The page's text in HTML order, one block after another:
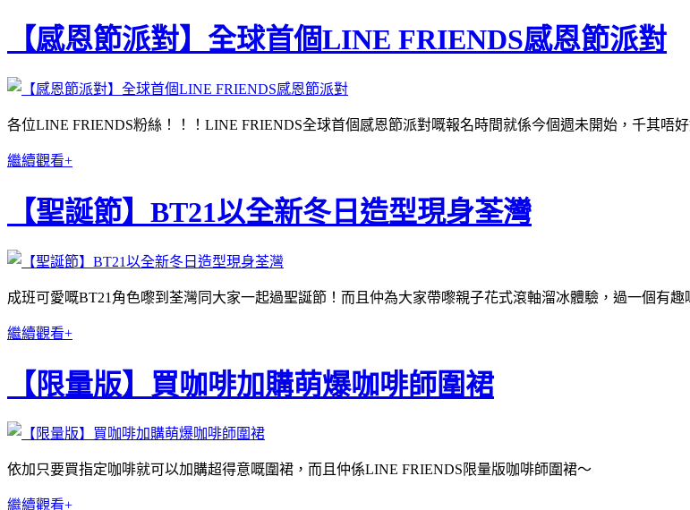
【感恩節派對】全球首個LINE FRIENDS感恩節派對
各位LINE FRIENDS粉絲！！！LINE FRIENDS全球首個感恩節派對嘅報名時間就係今個週未開始，千其唔好
繼續觀看+
【聖誕節】BT21以全新冬日造型現身荃灣
成班可愛嘅BT21角色嚟到荃灣同大家一起過聖誕節！而且仲為大家帶嚟親子花式滾軸溜冰體驗，過一個有趣
繼續觀看+
【限量版】買咖啡加購萌爆咖啡師圍裙
依加只要買指定咖啡就可以加購超得意嘅圍裙，而且仲係LINE FRIENDS限量版咖啡師圍裙～
繼續觀看+